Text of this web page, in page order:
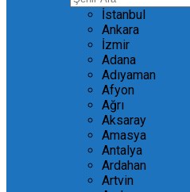
İstanbul
Ankara
İzmir
Adana
Adıyaman
Afyon
Ağrı
Aksaray
Amasya
Antalya
Ardahan
Artvin